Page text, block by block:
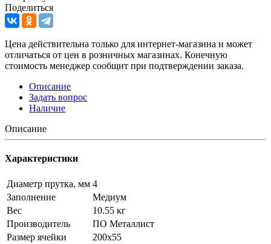
Поделиться
Цена действительна только для интернет-магазина и может
отличаться от цен в розничных магазинах. Конечную
стоимость менеджер сообщит при подтверждении заказа.
Описание
Задать вопрос
Наличие
Описание
Характеристики
Диаметр прутка, мм 4
Заполнение
Медиум
Вес
10.55 кг
Производитель
ПО Металлист
Размер ячейки
200х55